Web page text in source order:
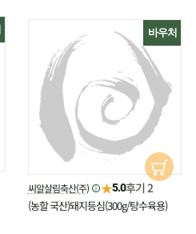
바우처
씨알살림축산(주) ★5.0후기 2
(농할 국산)돼지등심(300g/탕수육용)